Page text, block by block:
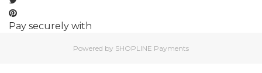
Pay securely with
Powered by SHOPLINE Payments